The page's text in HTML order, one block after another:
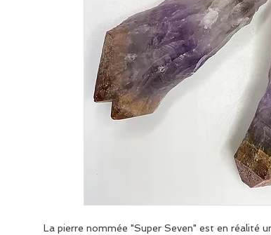
La pierre nommée "Super Seven" est en réalité